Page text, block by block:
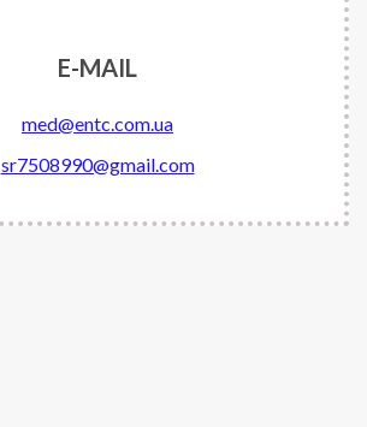
E-MAIL
med@entc.com.ua
sr7508990@gmail.com